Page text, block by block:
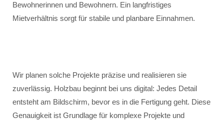
Bewohnerinnen und Bewohnern. Ein langfristiges
Mietverhältnis sorgt für stabile und planbare Einnahmen.
Wir planen solche Projekte präzise und realisieren sie
zuverlässig. Holzbau beginnt bei uns digital: Jedes Detail
entsteht am Bildschirm, bevor es in die Fertigung geht. Diese
Genauigkeit ist Grundlage für komplexe Projekte und